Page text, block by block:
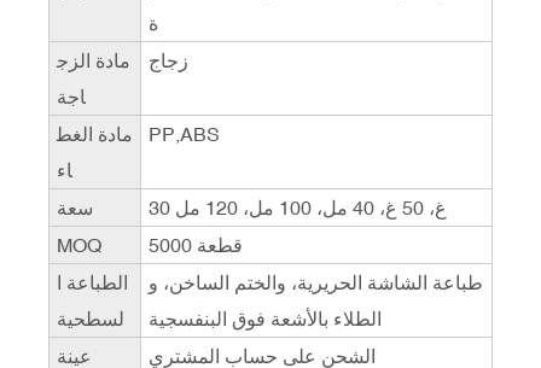
ة
مادة الزج
اجة
زجاج
مادة الغط
اء
PP,ABS
سعة
30 غ، 50 غ، 40 مل، 100 مل، 120 مل
MOQ
5000 قطعة
الطباعة ا
لسطحية
طباعة الشاشة الحريرية، والختم الساخن، و
الطلاء بالأشعة فوق البنفسجية
عينة
الشحن على حساب المشتري